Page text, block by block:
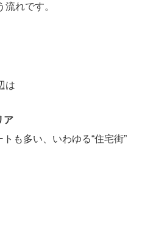
れです。
は
ア
も多い、いわゆる“住宅街”